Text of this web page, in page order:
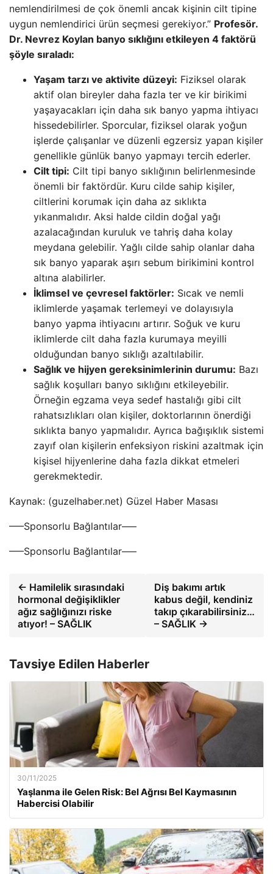
nemlendirilmesi de çok önemli ancak kişinin cilt tipine
uygun nemlendirici ürün seçmesi gerekiyor.” Profesör.
Dr. Nevrez Koylan banyo sıklığını etkileyen 4 faktörü
şöyle sıraladı:
Yaşam tarzı ve aktivite düzeyi: Fiziksel olarak
aktif olan bireyler daha fazla ter ve kir birikimi
yaşayacakları için daha sık banyo yapma ihtiyacı
hissedebilirler. Sporcular, fiziksel olarak yoğun
işlerde çalışanlar ve düzenli egzersiz yapan kişiler
genellikle günlük banyo yapmayı tercih ederler.
Cilt tipi: Cilt tipi banyo sıklığının belirlenmesinde
önemli bir faktördür. Kuru cilde sahip kişiler,
ciltlerini korumak için daha az sıklıkta
yıkanmalıdır. Aksi halde cildin doğal yağı
azalacağından kuruluk ve tahriş daha kolay
meydana gelebilir. Yağlı cilde sahip olanlar daha
sık banyo yaparak aşırı sebum birikimini kontrol
altına alabilirler.
İklimsel ve çevresel faktörler: Sıcak ve nemli
iklimlerde yaşamak terlemeyi ve dolayısıyla
banyo yapma ihtiyacını artırır. Soğuk ve kuru
iklimlerde cilt daha fazla kurumaya meyilli
olduğundan banyo sıklığı azaltılabilir.
Sağlık ve hijyen gereksinimlerinin durumu: Bazı
sağlık koşulları banyo sıklığını etkileyebilir.
Örneğin egzama veya sedef hastalığı gibi cilt
rahatsızlıkları olan kişiler, doktorlarının önerdiği
sıklıkta banyo yapmalıdır. Ayrıca bağışıklık sistemi
zayıf olan kişilerin enfeksiyon riskini azaltmak için
kişisel hijyenlerine daha fazla dikkat etmeleri
gerekmektedir.
Kaynak: (guzelhaber.net) Güzel Haber Masası
—–Sponsorlu Bağlantılar—–
—–Sponsorlu Bağlantılar—–
← Hamilelik sırasındaki
hormonal değişiklikler
ağız sağlığınızı riske
atıyor! – SAĞLIK
Diş bakımı artık
kabus değil, kendiniz
takıp çıkarabilirsiniz…
– SAĞLIK →
Tavsiye Edilen Haberler
30/11/2025
Yaşlanma ile Gelen Risk: Bel Ağrısı Bel Kaymasının
Habercisi Olabilir